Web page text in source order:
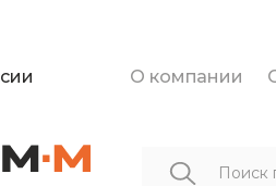
О компании